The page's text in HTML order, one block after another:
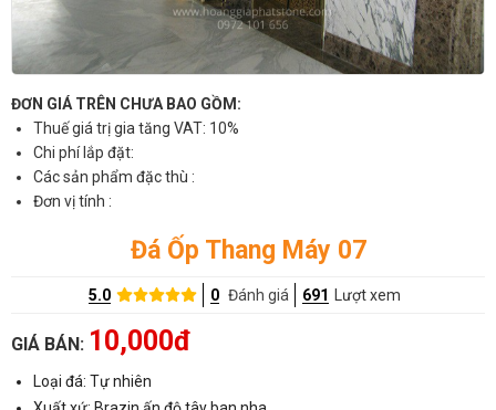
ĐƠN GIÁ TRÊN CHƯA BAO GỒM:
Thuế giá trị gia tăng VAT: 10%
Chi phí lắp đặt:
Các sản phẩm đặc thù :
Đơn vị tính :
Đá Ốp Thang Máy 07
5.0 0 Đánh giá 691 Lượt xem
GIÁ BÁN: 10,000đ
Loại đá: Tự nhiên